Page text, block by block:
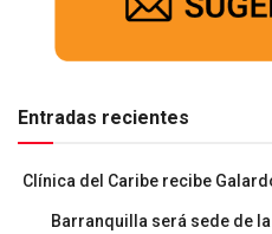
Entradas recientes
Clínica del Caribe recibe
Barranquilla será sede de